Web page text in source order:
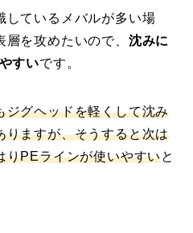
しているメバルが多い場
を攻めたいので、 沈みに
すいです。
ジグヘッドを軽くして沈み
りますが、そうすると次は
りPEラインが使いやすいと